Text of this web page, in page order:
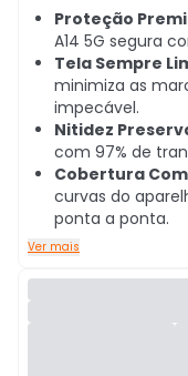
Proteção
A14 5G segura
Tela Sempre
minimiza as
impecável.
Nitidez
com 97% de
Cobertura
curvas do
ponta a ponta.
Ver mais